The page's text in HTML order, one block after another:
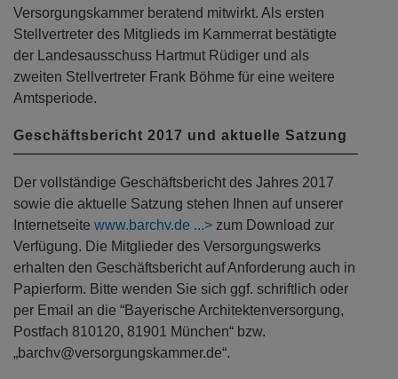
Versorgungskammer beratend mitwirkt. Als ersten
Stellvertreter des Mitglieds im Kammerrat bestätigte
der Landesausschuss Hartmut Rüdiger und als
zweiten Stellvertreter Frank Böhme für eine weitere
Amtsperiode.
Geschäftsbericht 2017 und aktuelle Satzung
Der vollständige Geschäftsbericht des Jahres 2017
sowie die aktuelle Satzung stehen Ihnen auf unserer
Internetseite www.barchv.de
zum Download zur
Verfügung. Die Mitglieder des Versorgungswerks
erhalten den Geschäftsbericht auf Anforderung auch in
Papierform. Bitte wenden Sie sich ggf. schriftlich oder
per Email an die “Bayerische Architektenversorgung,
Postfach 810120, 81901 München“ bzw.
„barchv@versorgungskammer.de“.